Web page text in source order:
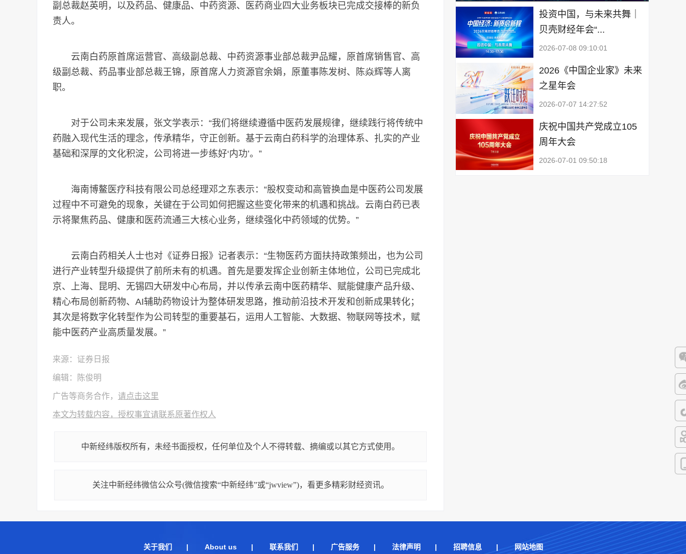
微
微
抖
快
副总裁赵英明，以及药品、健康品、中药资源、医药商业四大业务板块已完成交接棒的新负
责人。
云南白药原首席运营官、高级副总裁、中药资源事业部总裁尹品耀，原首席销售官、高
级副总裁、药品事业部总裁王锦，原首席人力资源官余娟，原董事陈发树、陈焱辉等人离
职。
对于公司未来发展，张文学表示：“我们将继续遵循中医药发展规律，继续践行将传统中
药融入现代生活的理念，传承精华，守正创新。基于云南白药科学的治理体系、扎实的产业
基础和深厚的文化积淀，公司将进一步练好‘内功’。”
海南博鳌医疗科技有限公司总经理邓之东表示：“股权变动和高管换血是中医药公司发展
过程中不可避免的现象，关键在于公司如何把握这些变化带来的机遇和挑战。云南白药已表
示将聚焦药品、健康和医药流通三大核心业务，继续强化中药领域的优势。”
云南白药相关人士也对《证券日报》记者表示：“生物医药方面扶持政策频出，也为公司
进行产业转型升级提供了前所未有的机遇。首先是要发挥企业创新主体地位，公司已完成北
京、上海、昆明、无锡四大研发中心布局，并以传承云南中医药精华、赋能健康产品升级、
精心布局创新药物、AI辅助药物设计为整体研发思路，推动前沿技术开发和创新成果转化；
其次是将数字化转型作为公司转型的重要基石，运用人工智能、大数据、物联网等技术，赋
能中医药产业高质量发展。”
来源：证券日报
编辑：陈俊明
广告等商务合作， 请点击这里
本文为转载内容，授权事宜请联系原著作权人
中新经纬版权所有，未经书面授权，任何单位及个人不得转载、摘编或以其它方式使用。
关注中新经纬微信公众号(微信搜索“中新经纬”或“jwview”)，看更多精彩财经资讯。
投资中国，与未来共舞｜
贝壳财经年会“...
2026-07-08 09:10:01
2026《中国企业家》未来
之星年会
2026-07-07 14:27:52
庆祝中国共产党成立105
周年大会
2026-07-01 09:50:18
关于我们 | About us| 联系我们 | 广告服务| 法律声明 | 招聘信息 | 网站地图